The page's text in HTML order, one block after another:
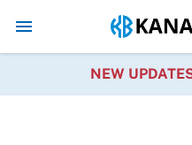
Hadiri Rakor
NEW